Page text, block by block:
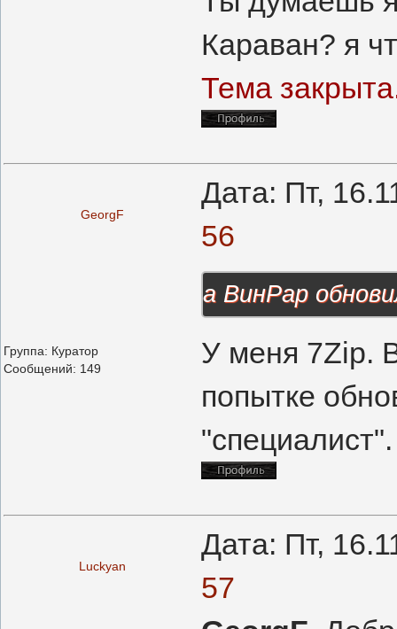
Караван? я
Тема
GeorgF
Дата: Пт,
56
Группа: Куратор
Сообщений: 149
а ВинРар
У меня 7Zip.
попытке
"специалист".
Luckyan
Дата: Пт,
57